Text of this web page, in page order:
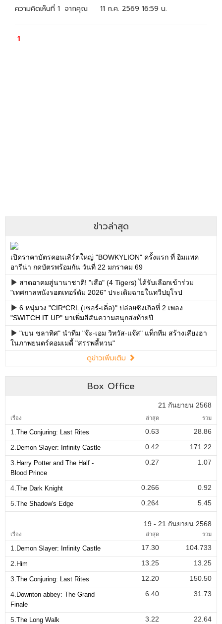
ข่าวล่าสุด
เปิดราคาบัตรคอนเสิร์ตใหญ่ "BOWKYLION" ครั้งแรก ที่ อิมแพค
อารีน่า กดบัตรพร้อมกัน วันที่ 22 มกราคม 69
สาดอาคมสู่นานาชาติ! "เสือ" (4 Tigers) ได้รับเลือกเข้าร่วม
"เทศกาลหนังรอตเทอร์ดัม 2026" ประเดิมฉายในทวีปยุโรป
6 หนุ่มวง "CIR*CRL (เซอร์-เคิ่ล)" ปล่อยซิงเกิลที่ 2 เพลง
"SWITCH IT UP" มาเพิ่มสีสันความสนุกส่งท้ายปี
"เบน ชลาทิศ" นำทีม "จ๊ะ-เอม วิทวัส-แจ๊ส" แท็กทีม สร้างเสียงฮา
ในภาพยนตร์คอมเมดี้ "สรรพลี้หวน"
ดูข่าวเพิ่มเติม
Box Office
21 กันยายน 2568
เรื่อง ล่าสุด รวม
1. The Conjuring: Last Rites 0.63
28.86
2. Demon Slayer: Infinity Castle 0.42
171.22
3. Harry Potter and The Half -
Blood Prince
0.27 1.07
4. The Dark Knight 0.266
0.92
5. The Shadow's Edge 0.264 5.45
19 - 21 กันยายน 2568
เรื่อง ล่าสุด รวม
1. Demon Slayer: Infinity Castle 17.30
104.733
2. Him 13.25
13.25
3. The Conjuring: Last Rites 12.20
150.50
4. Downton abbey: The Grand
Finale
6.40 31.73
5. The Long Walk 3.22 22.64